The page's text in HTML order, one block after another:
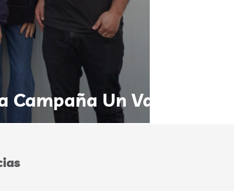
Un Vaso de